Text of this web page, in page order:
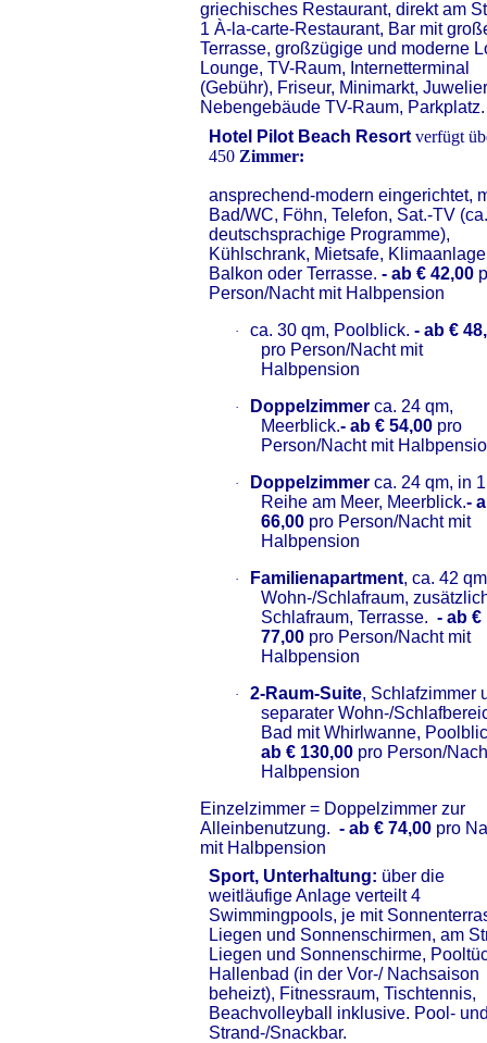
griechisches Restaurant, direkt am
1 À-la-carte-Restaurant, Bar mit
Terrasse, großzügige und moderne
Lounge, TV-Raum, Internetterminal
(Gebühr), Friseur, Minimarkt,
Nebengebäude TV-Raum, Parkplatz.
Hotel Pilot Beach Resort verfügt
450 Zimmer:
ansprechend-modern eingerichtet,
Bad/WC, Föhn, Telefon, Sat.-TV
deutschsprachige Programme),
Kühlschrank, Mietsafe,
Balkon oder Terrasse. - ab € 42,00
Person/Nacht mit Halbpension
· ca. 30 qm, Poolblick. - ab €
pro Person/Nacht mit
Halbpension
· Doppelzimmer ca. 24 qm,
Meerblick.- ab € 54,00 pro
Person/Nacht mit
· Doppelzimmer ca. 24 qm, in
Reihe am Meer, Meerblick.-
66,00 pro Person/Nacht mit
Halbpension
· Familienapartment, ca. 42
Wohn-/Schlafraum,
Schlafraum, Terrasse. - ab €
77,00 pro Person/Nacht mit
Halbpension
· 2-Raum-Suite, Schlafzimmer
separater Wohn-/
Bad mit Whirlwanne,
ab € 130,00 pro Person/
Halbpension
Einzelzimmer = Doppelzimmer zur
Alleinbenutzung. - ab € 74,00 pro
mit Halbpension
Sport, Unterhaltung: über die
weitläufige Anlage verteilt 4
Swimmingpools, je mit
Liegen und Sonnenschirmen, am
Liegen und Sonnenschirme,
Hallenbad (in der Vor-/ Nachsaison
beheizt), Fitnessraum, Tischtennis,
Beachvolleyball inklusive. Pool-
Strand-/Snackbar.